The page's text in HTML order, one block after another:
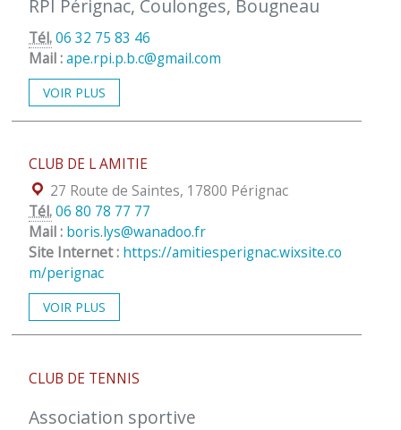
RPI Pérignac, Coulonges, Bougneau
Tél.06 32 75 83 46
Mail :ape.rpi.p.b.c@gmail.com
VOIR PLUS
CLUB DE L AMITIE
Localisation :
27 Route de Saintes, 17800 Pérignac
Tél.06 80 78 77 77
Mail : boris.lys@wanadoo.fr
Site Internet : https://amitiesperignac.wixsite.co
m/perignac
VOIR PLUS
CLUB DE TENNIS
Association sportive